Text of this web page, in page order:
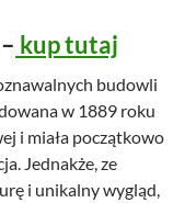
kup tutaj
budowli
w 1889 roku
i miała początkowo
Jednakże, ze
i unikalny wygląd,